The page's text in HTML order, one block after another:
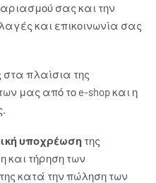
σας και την
και επικοινωνία σας
στα πλαίσια της
μας από το e-shop και η
υποχρέωση της
και τήρηση των
κατά την πώληση των